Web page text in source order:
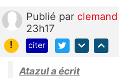
Publié par clemand
23h17
!
citer
Atazul a écrit